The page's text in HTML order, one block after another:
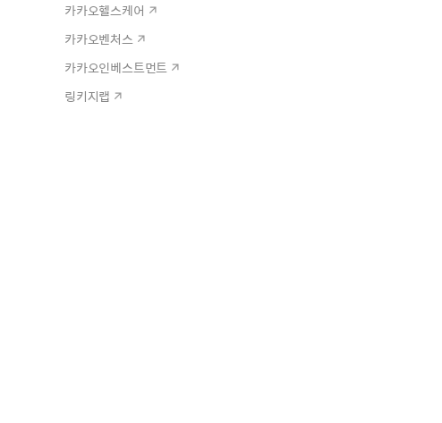
카카오헬스케어
카카오벤처스
카카오인베스트먼트
링키지랩